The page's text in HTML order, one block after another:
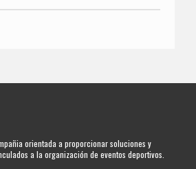
orientada a proporcionar soluciones y
a la organización de eventos deportivos.